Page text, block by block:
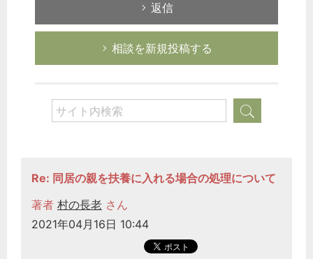
返信
相談を新規投稿する
Re: 同居の親を扶養に入れる場合の処理について
著者 村の長老 さん
2021年04月16日 10:44